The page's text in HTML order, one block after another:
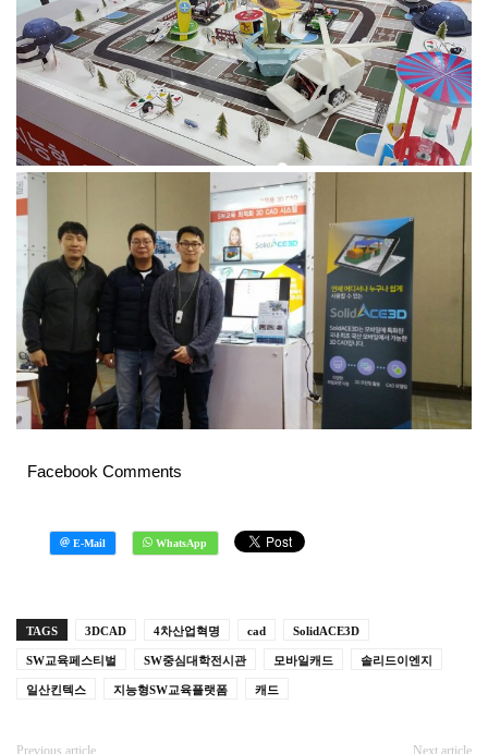
Facebook Comments
TAGS 3DCAD 4차산업혁명 cad SolidACE3D
SW교육페스티벌 SW중심대학전시관 모바일캐드 솔리드이엔지
일산킨텍스 지능형SW교육플랫폼 캐드
Previous article Next article